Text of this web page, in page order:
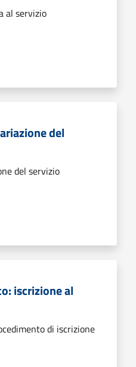
al servizio
del
del servizio
iscrizione al
di iscrizione